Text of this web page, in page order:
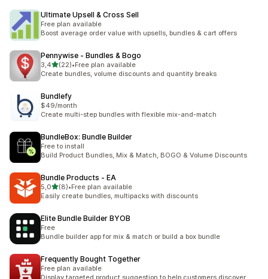
Ultimate Upsell & Cross Sell
Free plan available
Boost average order value with upsells, bundles & cart offers
Pennywise ‑ Bundles & Bogo
3,4de 5 estrelas
(22)
22 total de avaliações
•Free plan available
Create bundles, volume discounts and quantity breaks
Bundlefy
$49/month
Create multi-step bundles with flexible mix-and-match
BundleBox: Bundle Builder
Free to install
Build Product Bundles, Mix & Match, BOGO & Volume Discounts
Bundle Products ‑ EA
5,0de 5 estrelas
(8)
8 total de avaliações
•Free plan available
Easily create bundles, multipacks with discounts
Elite Bundle Builder BYOB
Free
Bundle builder app for mix & match or build a box bundle
Frequently Bought Together
Free plan available
Display targeted product suggestion to help customers discover